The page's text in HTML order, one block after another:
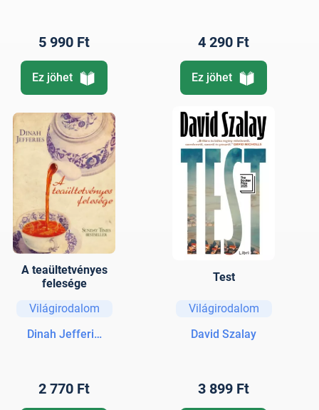
5 990 Ft
Ez jöhet
4 290 Ft
Ez jöhet
A teaültetvényes
felesége
Világirodalom
Dinah Jefferies
2 770 Ft
Test
Világirodalom
David Szalay
3 899 Ft